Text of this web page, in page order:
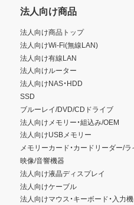
法人向け商品
法人向け商品トップ
法人向けWi-Fi(無線LAN)
法人向け有線LAN
法人向けルーター
法人向けNAS・HDD
SSD
ブルーレイ/DVD/CDドライブ
法人向けメモリー・組込み/OEM
法人向けUSBメモリー
メモリーカード・カードリーダー/ラ
映像/音響機器
法人向け液晶ディスプレイ
法人向けケーブル
法人向けマウス・キーボード・入力